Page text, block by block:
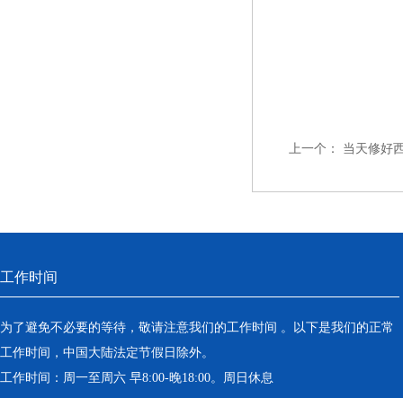
上一个： 当天修好
工作时间
为了避免不必要的等待，敬请注意我们的工作时间 。以下是我们的正常
工作时间，中国大陆法定节假日除外。
工作时间：周一至周六 早8:00-晚18:00。周日休息